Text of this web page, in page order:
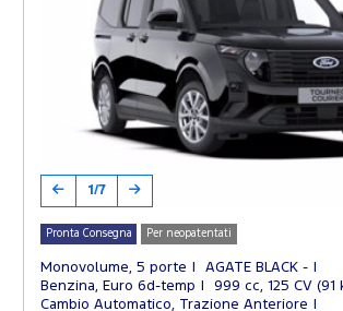
1/7
Pronta Consegna Per neopatentati
Monovolume, 5 porte
AGATE BLACK -
Benzina, Euro 6d-temp
999 cc, 125 CV (91
Cambio Automatico, Trazione Anteriore